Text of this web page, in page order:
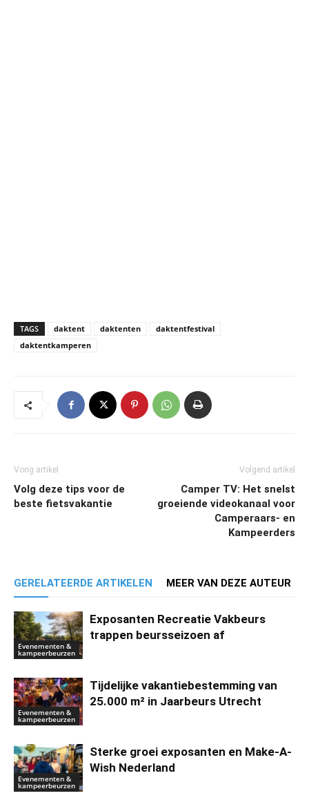
TAGS daktent daktenten
daktentfestival
daktentkamperen
Vorig artikel
Volg deze tips voor de
beste fietsvakantie
Volgend artikel
Camper TV: Het snelst
groeiende videokanaal voor
Camperaars- en
Kampeerders
GERELATEERDE ARTIKELEN MEER VAN DEZE AUTEUR
Evenementen &
kampeerbeurzen
Exposanten Recreatie Vakbeurs
trappen beursseizoen af
Evenementen &
kampeerbeurzen
Tijdelijke vakantiebestemming van
25.000 m² in Jaarbeurs Utrecht
Evenementen &
kampeerbeurzen
Sterke groei exposanten en Make-A-
Wish Nederland